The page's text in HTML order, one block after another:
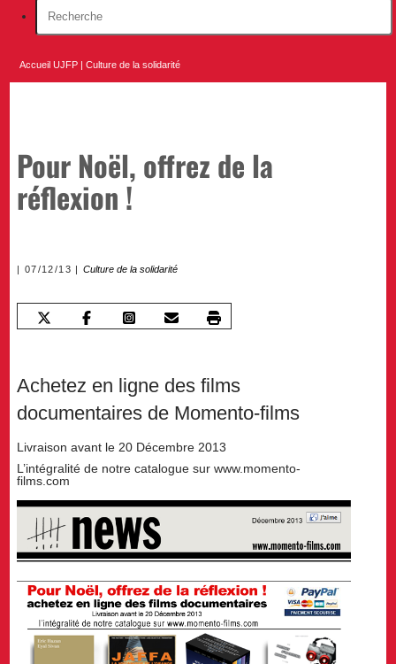
Accueil UJFP |Culture de la solidarité
Pour Noël, offrez de la
réflexion !
07/12/13 Culture de la solidarité
Achetez en ligne des films
documentaires de Momento-films
Livraison avant le 20 Décembre 2013
L’intégralité de notre catalogue sur www.momento-
films.com